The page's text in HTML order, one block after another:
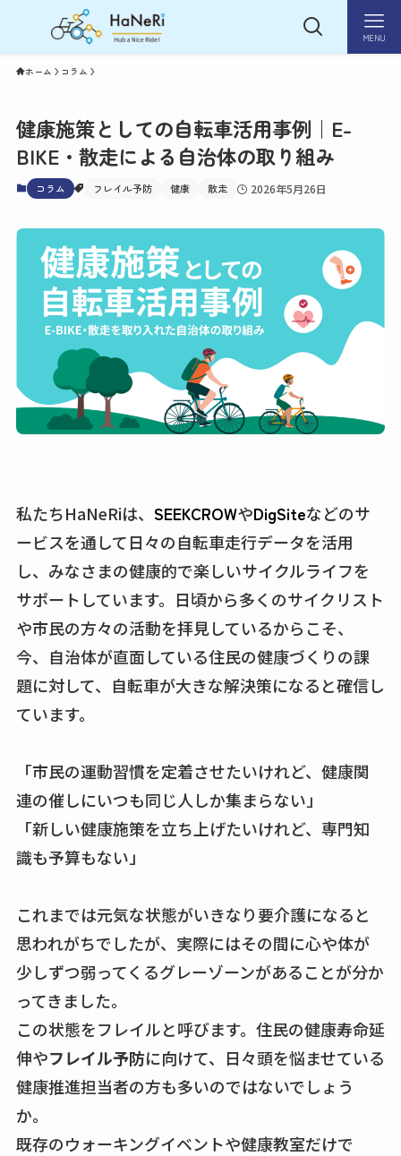
MENU
ホーム コラム
健康施策としての自転車活用事例｜E-
BIKE・散走による自治体の取り組み
コラム フレイル予防 健康 散走 2026年5月26日
私たちHaNeRiは、 SEEKCROWやDigSiteなどのサ
ービスを通して日々の自転車走行データを活用
し、みなさまの健康的で楽しいサイクルライフを
サポートしています。日頃から多くのサイクリスト
や市民の方々の活動を拝見しているからこそ、
今、自治体が直面している住民の健康づくりの課
題に対して、自転車が大きな解決策になると確信し
ています。
「市民の運動習慣を定着させたいけれど、健康関
連の催しにいつも同じ人しか集まらない」
「新しい健康施策を立ち上げたいけれど、専門知
識も予算もない」
これまでは元気な状態がいきなり要介護になると
思われがちでしたが、実際にはその間に心や体が
少しずつ弱ってくるグレーゾーンがあることが分か
ってきました。
この状態をフレイルと呼びます。住民の健康寿命延
伸やフレイル予防に向けて、日々頭を悩ませている
健康推進担当者の方も多いのではないでしょう
か。
既存のウォーキングイベントや健康教室だけで